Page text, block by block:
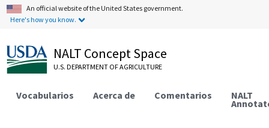
An official website of the United States government.
Here's how you know.
NALT Concept Space
U.S. DEPARTMENT OF AGRICULTURE
Vocabularios Acerca de Comentarios NALT